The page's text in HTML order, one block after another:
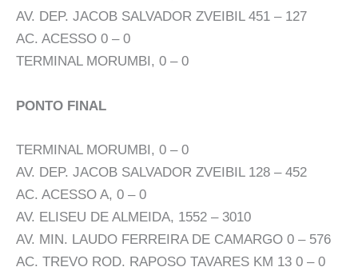
AV. DEP. JACOB SALVADOR ZVEIBIL 451 – 127
AC. ACESSO 0 – 0
TERMINAL MORUMBI, 0 – 0
PONTO FINAL
TERMINAL MORUMBI, 0 – 0
AV. DEP. JACOB SALVADOR ZVEIBIL 128 – 452
AC. ACESSO A, 0 – 0
AV. ELISEU DE ALMEIDA, 1552 – 3010
AV. MIN. LAUDO FERREIRA DE CAMARGO 0 – 576
AC. TREVO ROD. RAPOSO TAVARES KM 13 0 – 0